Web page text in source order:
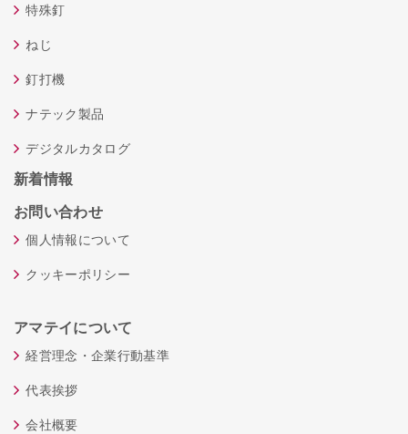
特殊釘
ねじ
釘打機
ナテック製品
デジタルカタログ
新着情報
お問い合わせ
個人情報について
クッキーポリシー
アマテイについて
経営理念・企業行動基準
代表挨拶
会社概要